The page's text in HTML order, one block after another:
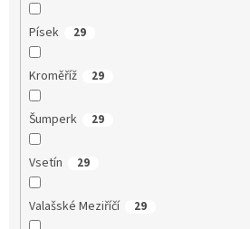
Písek 29
Kroměříž 29
Šumperk 29
Vsetín 29
Valašské Meziříčí 29